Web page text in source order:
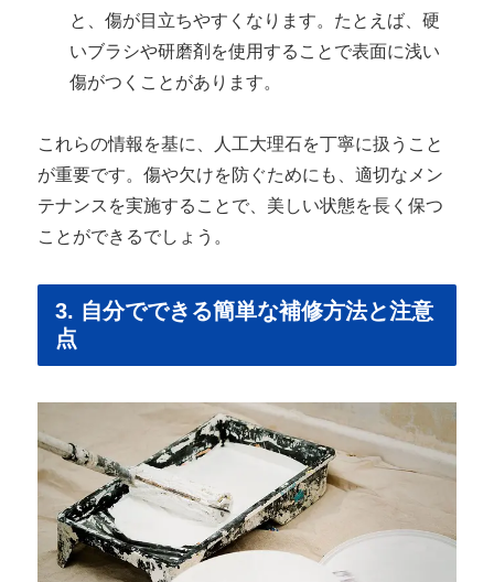
と、傷が目立ちやすくなります。たとえば、硬
いブラシや研磨剤を使用することで表面に浅い
傷がつくことがあります。
これらの情報を基に、人工大理石を丁寧に扱うこと
が重要です。傷や欠けを防ぐためにも、適切なメン
テナンスを実施することで、美しい状態を長く保つ
ことができるでしょう。
3. 自分でできる簡単な補修方法と注意
点